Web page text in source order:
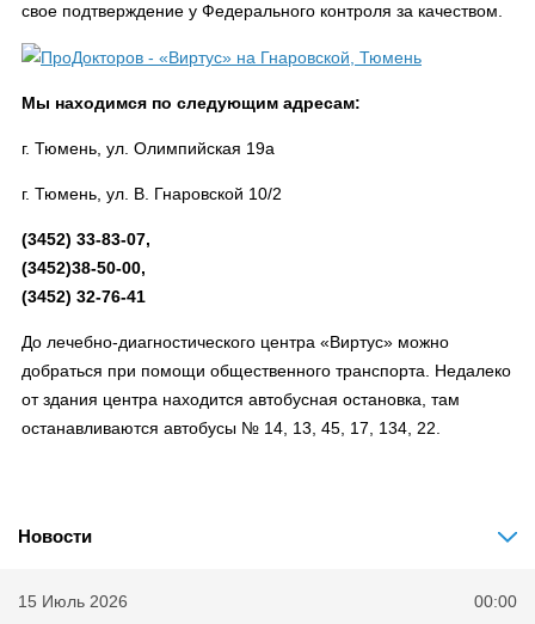
свое подтверждение у Федерального контроля за качеством.
Мы находимся по следующим адресам:
г. Тюмень, ул. Олимпийская 19а
г. Тюмень, ул. В. Гнаровской 10/2
(3452) 33-83-07,
(3452)38-50-00,
(3452) 32-76-41
До лечебно-диагностического центра «Виртус» можно
добраться при помощи общественного транспорта. Недалеко
от здания центра находится автобусная остановка, там
останавливаются автобусы № 14, 13, 45, 17, 134, 22.
Новости
15 Июль 2026 00:00